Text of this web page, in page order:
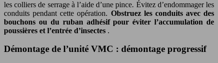
les colliers de serrage à l’aide d’une pince. Évitez d’endommager les
conduits pendant cette opération. Obstruez les conduits avec des
bouchons ou du ruban adhésif pour éviter l’accumulation de
poussières et l’entrée d’insectes .
Démontage de l’unité VMC : démontage progressif